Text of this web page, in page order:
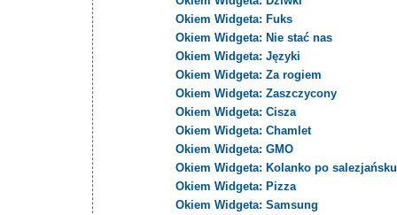
Okiem Widgeta: Fuks
Okiem Widgeta: Nie stać nas
Okiem Widgeta: Języki
Okiem Widgeta: Za rogiem
Okiem Widgeta: Zaszczycony
Okiem Widgeta: Cisza
Okiem Widgeta: Chamlet
Okiem Widgeta: GMO
Okiem Widgeta: Kolanko po salezjańsku
Okiem Widgeta: Pizza
Okiem Widgeta: Samsung